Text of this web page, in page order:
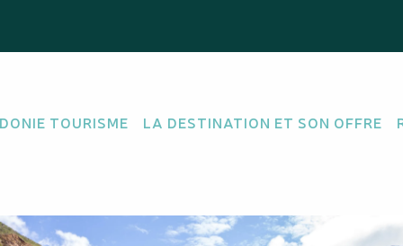
TOURISME LA DESTINATION ET SON OFFRE